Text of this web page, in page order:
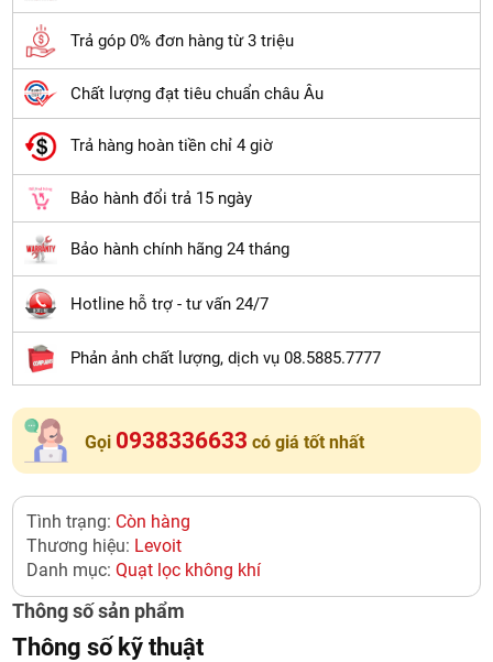
Trả góp 0% đơn hàng từ 3 triệu
Chất lượng đạt tiêu chuẩn châu Âu
Trả hàng hoàn tiền chỉ 4 giờ
Bảo hành đổi trả 15 ngày
Bảo hành chính hãng 24 tháng
Hotline hỗ trợ - tư vấn 24/7
Phản ảnh chất lượng, dịch vụ 08.5885.7777
Gọi 0938336633 có giá tốt nhất
Tình trạng: Còn hàng
Thương hiệu: Levoit
Danh mục: Quạt lọc không khí
Thông số sản phẩm
Thông số kỹ thuật